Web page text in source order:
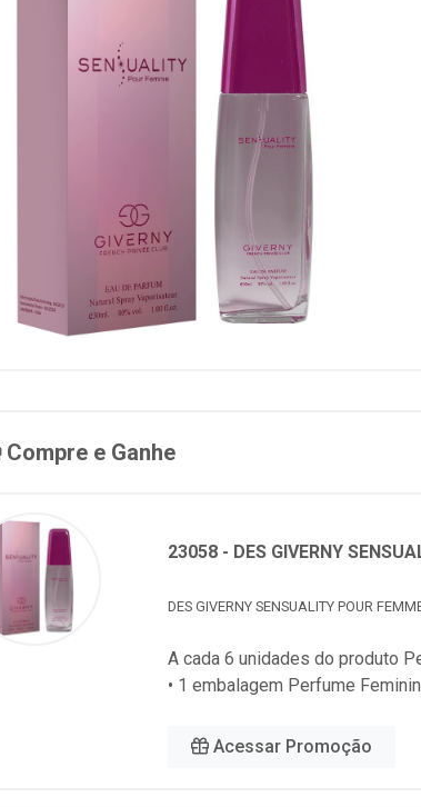
Compre e Ganhe
23058 - DES GIVERNY
DES GIVERNY SENSUALITY POUR
A cada 6 unidades do produto
• 1 embalagem Perfume
Acessar Promoção